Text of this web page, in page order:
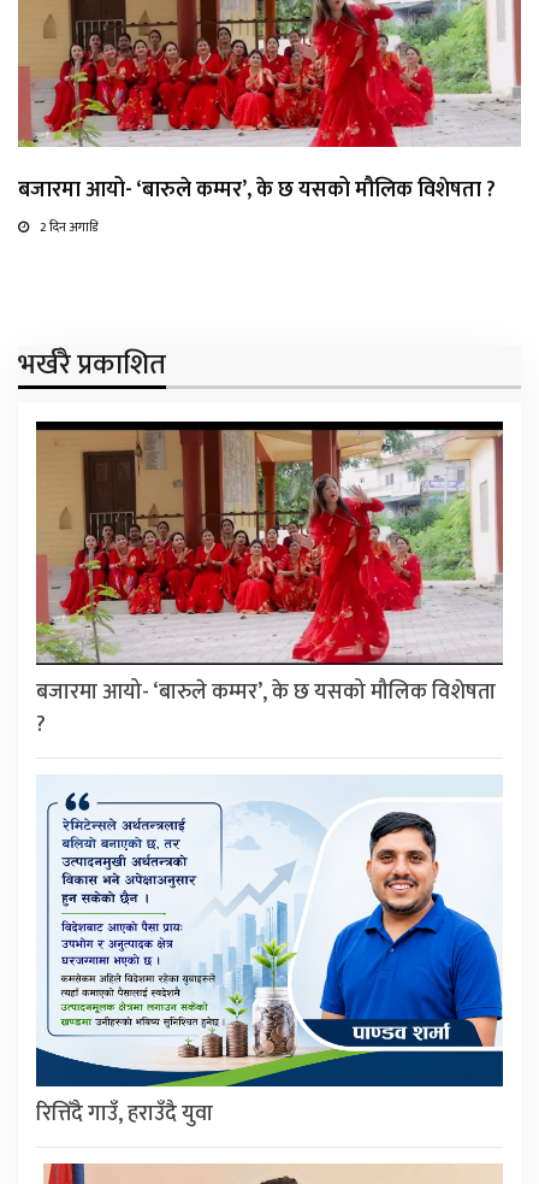
बजारमा आयो- ‘बारुले कम्मर’, के छ यसको मौलिक विशेषता ?
2 दिन अगाडि
भर्खरै प्रकाशित
बजारमा आयो- ‘बारुले कम्मर’, के छ यसको मौलिक विशेषता
?
रित्तिँदै गाउँ, हराउँदै युवा